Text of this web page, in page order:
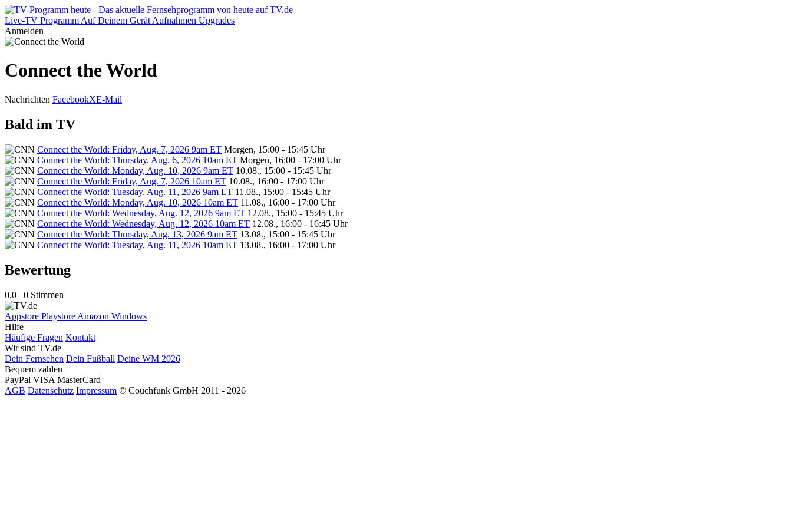
Live-TV Programm Auf Deinem Gerät Aufnahmen Upgrades
Anmelden
Connect the World
Nachrichten FacebookXE-Mail
Bald im TV
Connect the World: Friday, Aug. 7, 2026 9am ET Morgen, 15:00 - 15:45 Uhr
Connect the World: Thursday, Aug. 6, 2026 10am ET Morgen, 16:00 - 17:00 Uhr
Connect the World: Monday, Aug. 10, 2026 9am ET 10.08., 15:00 - 15:45 Uhr
Connect the World: Friday, Aug. 7, 2026 10am ET 10.08., 16:00 - 17:00 Uhr
Connect the World: Tuesday, Aug. 11, 2026 9am ET 11.08., 15:00 - 15:45 Uhr
Connect the World: Monday, Aug. 10, 2026 10am ET 11.08., 16:00 - 17:00 Uhr
Connect the World: Wednesday, Aug. 12, 2026 9am ET 12.08., 15:00 - 15:45 Uhr
Connect the World: Wednesday, Aug. 12, 2026 10am ET 12.08., 16:00 - 16:45 Uhr
Connect the World: Thursday, Aug. 13, 2026 9am ET 13.08., 15:00 - 15:45 Uhr
Connect the World: Tuesday, Aug. 11, 2026 10am ET 13.08., 16:00 - 17:00 Uhr
Bewertung
0,0 0 Stimmen
Appstore Playstore Amazon Windows
Hilfe
Häufige Fragen Kontakt
Wir sind TV.de
Dein Fernsehen Dein Fußball Deine WM 2026
Bequem zahlen
PayPal VISA MasterCard
AGB Datenschutz Impressum © Couchfunk GmbH 2011 - 2026